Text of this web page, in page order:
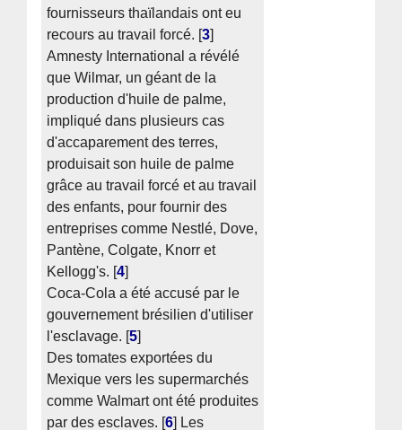
fournisseurs thaïlandais ont eu
recours au travail forcé. [3]
Amnesty International a révélé
que Wilmar, un géant de la
production d'huile de palme,
impliqué dans plusieurs cas
d'accaparement des terres,
produisait son huile de palme
grâce au travail forcé et au travail
des enfants, pour fournir des
entreprises comme Nestlé, Dove,
Pantène, Colgate, Knorr et
Kellogg's. [4]
Coca-Cola a été accusé par le
gouvernement brésilien d'utiliser
l'esclavage. [5]
Des tomates exportées du
Mexique vers les supermarchés
comme Walmart ont été produites
par des esclaves. [6] Les